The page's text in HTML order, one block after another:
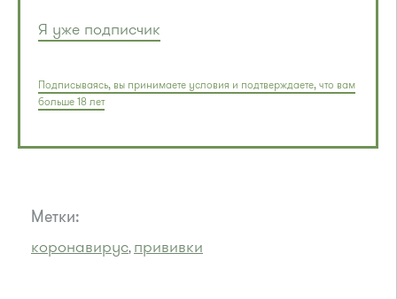
Я уже подписчик
Подписываясь, вы принимаете условия и подтверждаете, что вам
больше 18 лет
Метки:
коронавирус, прививки